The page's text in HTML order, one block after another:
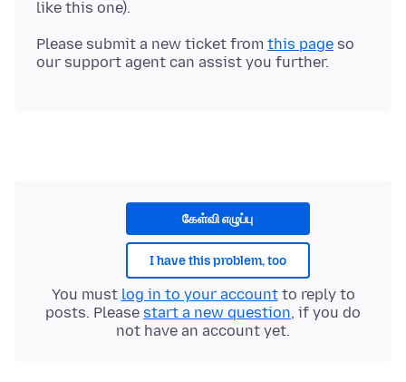
Please submit a new ticket from this page so
கேள்வி எழுப்பு
I have this problem, too
You must log in to your accountto reply to
posts. Please start a new question, if you do
not have an account yet.